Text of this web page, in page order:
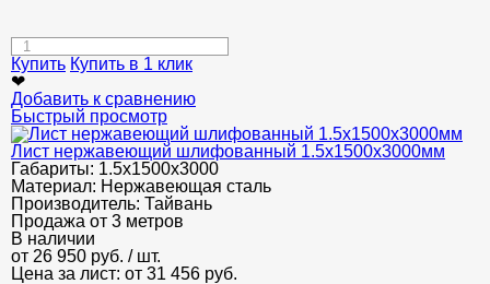
Купить Купить в 1 клик
❤
Добавить к сравнению
Быстрый просмотр
Лист нержавеющий шлифованный 1.5х1500х3000мм
Габариты: 1.5х1500х3000
Материал: Нержавеющая сталь
Производитель: Тайвань
Продажа от 3 метров
В наличии
от 26 950 руб. / шт.
Цена за лист: от 31 456 руб.